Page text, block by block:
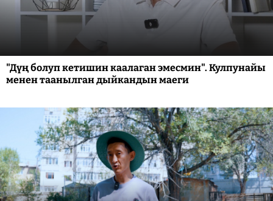
"Дүң болуп кетишин каалаган эмесмин". Кулпунайы
менен таанылган дыйкандын маеги